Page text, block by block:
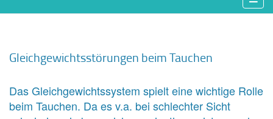
Gleichgewichtsstörungen beim Tauchen
Das Gleichgewichtssystem spielt eine wichtige Rolle
beim Tauchen. Da es v.a. bei schlechter Sicht